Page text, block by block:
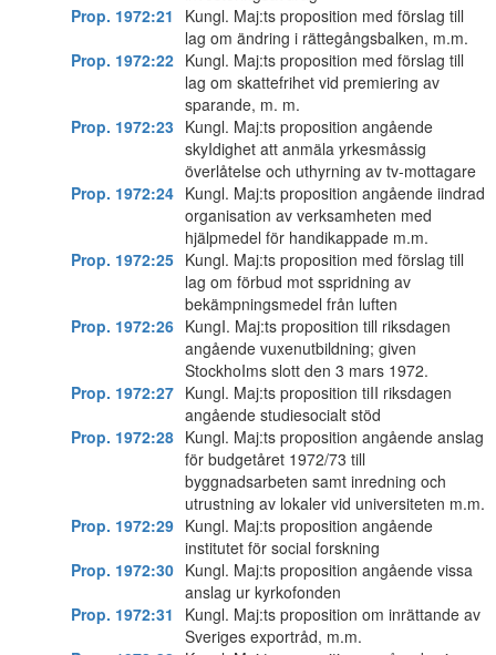
Prop. 1972:21
Kungl. Maj:ts proposition med förslag till
lag om ändring i rättegångsbalken, m.m.
Prop. 1972:22 Kungl. Maj:ts proposition med förslag till
lag om skattefrihet vid premiering av
sparande, m. m.
Prop. 1972:23 Kungl. Maj:ts proposition angående
skyIdighet att anmäla yrkesmåssig
överlåtelse och uthyrning av tv-mottagare
Prop. 1972:24 Kungl. Maj:ts proposition angående iindrad
organisation av verksamheten med
hjälpmedel för handikappade m.m.
Prop. 1972:25 Kungl. Maj:ts proposition med förslag till
lag om förbud mot sspridning av
bekämpningsmedel från luften
Prop. 1972:26 KungI. Maj:ts proposition till riksdagen
angående vuxenutbildning; given
StockhoIms slott den 3 mars 1972.
Prop. 1972:27 Kungl. Maj:ts proposition tiII riksdagen
angående studiesocialt stöd
Prop. 1972:28 Kungl. Maj:ts proposition angående anslag
för budgetåret 1972/73 till
byggnadsarbeten samt inredning och
utrustning av lokaler vid universiteten m.m.
Prop. 1972:29 Kungl. Maj:ts proposition angående
institutet för social forskning
Prop. 1972:30 Kungl. Maj:ts proposition angående vissa
anslag ur kyrkofonden
Prop. 1972:31
Kungl. Maj:ts proposition om inrättande av
Sveriges exportråd, m.m.